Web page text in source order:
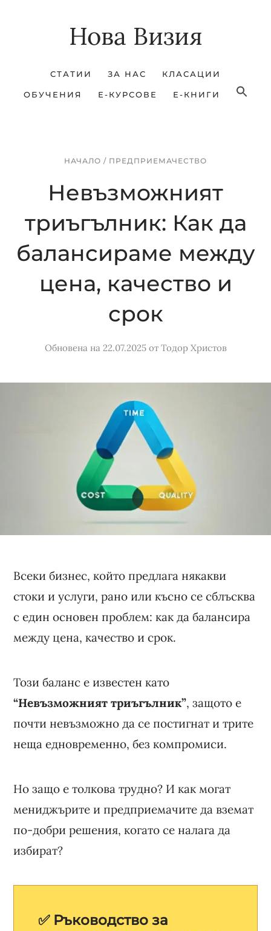
Нова Визия
СТАТИИ ЗА НАС КЛАСАЦИИ
ОБУЧЕНИЯ Е-КУРСОВЕ Е-КНИГИ
НАЧАЛО / ПРЕДПРИЕМАЧЕСТВО
Невъзможният
триъгълник: Как да
балансираме между
цена, качество и
срок
Обновена на 22.07.2025от Тодор Христов
Всеки бизнес, който предлага някакви
стоки и услуги, рано или късно се сблъсква
с един основен проблем: как да балансира
между цена, качество и срок.
Този баланс е известен като
“Невъзможният триъгълник”, защото е
почти невъзможно да се постигнат и трите
неща едновременно, без компромиси.
Но защо е толкова трудно? И как могат
мениджърите и предприемачите да вземат
по-добри решения, когато се налага да
избират?
✅ Ръководство за